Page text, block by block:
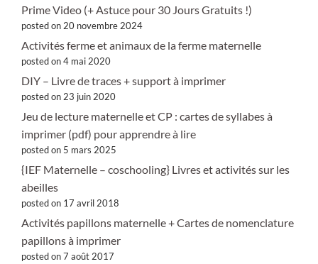
Prime Video (+ Astuce pour 30 Jours Gratuits !)
posted on 20 novembre 2024
Activités ferme et animaux de la ferme maternelle
posted on 4 mai 2020
DIY – Livre de traces + support à imprimer
posted on 23 juin 2020
Jeu de lecture maternelle et CP : cartes de syllabes à
imprimer (pdf) pour apprendre à lire
posted on 5 mars 2025
{IEF Maternelle – coschooling} Livres et activités sur les
abeilles
posted on 17 avril 2018
Activités papillons maternelle + Cartes de nomenclature
papillons à imprimer
posted on 7 août 2017